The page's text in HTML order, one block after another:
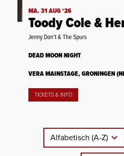
MA. 31 AUG ‘26
Toody Cole &
Jenny Don't & The Spurs
DEAD MOON NIGHT
VERA MAINSTAGE, GRONINGEN
TICKETS & INFO
Alfabetisch (A-Z)